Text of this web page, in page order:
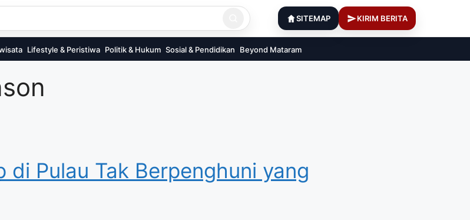
SITEMAP KIRIM BERITA
Lifestyle & Peristiwa Politik & Hukum Sosial & Pendidikan Beyond Mataram
Pulau Tak Berpenghuni yang